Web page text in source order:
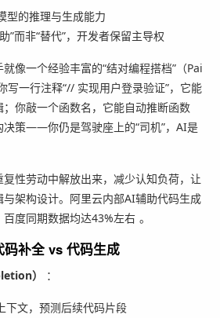
型的推理与生成能力
”而非“替代”，开发者保留主导权
像一个经验丰富的“结对编程搭档”（Pai
写一行注释“// 实现用户登录验证”，它能
你敲一个函数名，它能自动推断函数
决策——你仍是驾驶座上的“司机”，AI是
性劳动中解放出来，减少认知负荷，让
架构设计。阿里云内部AI辅助代码生成
度同期数据均达43%左右 。
补全 vs 代码生成
） ：
下文，预测后续代码片段